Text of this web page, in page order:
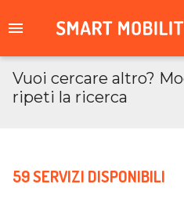
Vuoi cercare altro?
ripeti la ricerca
59 SERVIZI DISPONIBILI